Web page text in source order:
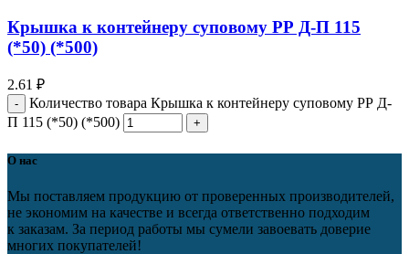
Крышка к контейнеру суповому РР Д-П 115
(*50) (*500)
2.61 ₽
Количество товара Крышка к контейнеру суповому РР Д-
П 115 (*50) (*500)
О нас
Мы поставляем продукцию от проверенных производителей,
не экономим на качестве и всегда ответственно подходим
к заказам. За период работы мы сумели завоевать доверие
многих покупателей!